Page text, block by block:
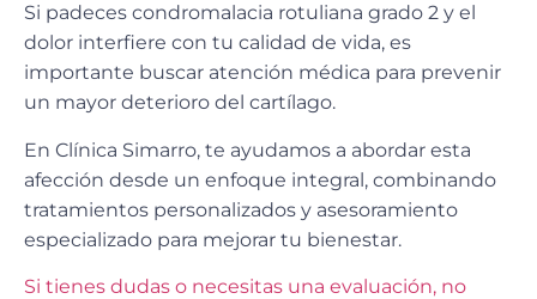
Si padeces condromalacia rotuliana grado 2 y el
dolor interfiere con tu calidad de vida, es
importante buscar atención médica para prevenir
un mayor deterioro del cartílago.
En Clínica Simarro, te ayudamos a abordar esta
afección desde un enfoque integral, combinando
tratamientos personalizados y asesoramiento
especializado para mejorar tu bienestar.
Si tienes dudas o necesitas una evaluación, no